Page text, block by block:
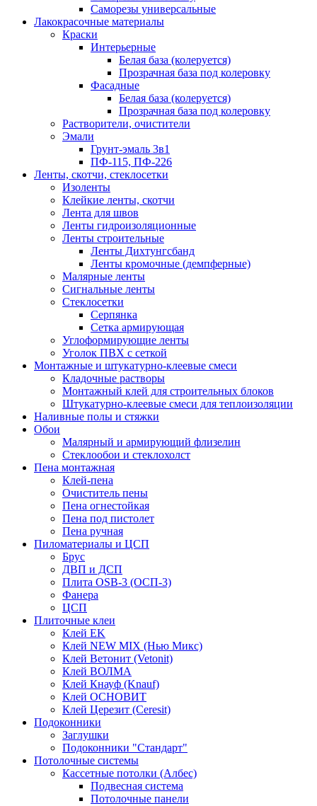
Саморезы универсальные
Лакокрасочные материалы
Краски
Интерьерные
Белая база (колеруется)
Прозрачная база под колеровку
Фасадные
Белая база (колеруется)
Прозрачная база под колеровку
Растворители, очистители
Эмали
Грунт-эмаль 3в1
ПФ-115, ПФ-226
Ленты, скотчи, стеклосетки
Изоленты
Клейкие ленты, скотчи
Лента для швов
Ленты гидроизоляционные
Ленты строительные
Ленты Дихтунгсбанд
Ленты кромочные (демпферные)
Малярные ленты
Сигнальные ленты
Стеклосетки
Серпянка
Сетка армирующая
Углоформирующие ленты
Уголок ПВХ с сеткой
Монтажные и штукатурно-клеевые смеси
Кладочные растворы
Монтажный клей для строительных блоков
Штукатурно-клеевые смеси для теплоизоляции
Наливные полы и стяжки
Обои
Малярный и армирующий флизелин
Стеклообои и стеклохолст
Пена монтажная
Клей-пена
Очиститель пены
Пена огнестойкая
Пена под пистолет
Пена ручная
Пиломатериалы и ЦСП
Брус
ДВП и ДСП
Плита OSB-3 (ОСП-3)
Фанера
ЦСП
Плиточные клеи
Клей EK
Клей NEW MIX (Нью Микс)
Клей Ветонит (Vetonit)
Клей ВОЛМА
Клей Кнауф (Knauf)
Клей ОСНОВИТ
Клей Церезит (Ceresit)
Подоконники
Заглушки
Подоконники "Стандарт"
Потолочные системы
Кассетные потолки (Албес)
Подвесная система
Потолочные панели